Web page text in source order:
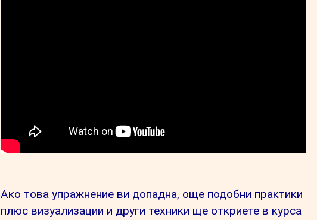
Ако това упражнение ви допадна, още подобни практики
плюс визуализации и други техники ще откриете в курса